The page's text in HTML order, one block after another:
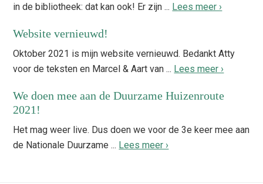
in de bibliotheek: dat kan ook! Er zijn ... Lees meer ›
Website vernieuwd!
Oktober 2021 is mijn website vernieuwd. Bedankt Atty
voor de teksten en Marcel & Aart van ... Lees meer ›
We doen mee aan de Duurzame Huizenroute
2021!
Het mag weer live. Dus doen we voor de 3e keer mee aan
de Nationale Duurzame ... Lees meer ›